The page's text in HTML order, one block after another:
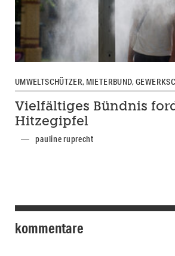
UMWELTSCHÜTZER, MIETERBUND,
Vielfältiges Bündnis
Hitzegipfel
pauline ruprecht
kommentare